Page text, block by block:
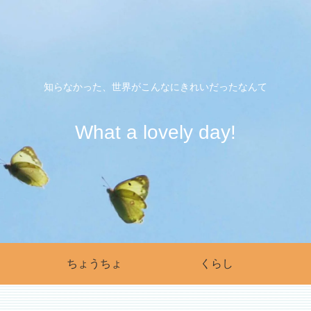
知らなかった、世界がこんなにきれいだったなんて
What a lovely day!
ちょうちょ くらし